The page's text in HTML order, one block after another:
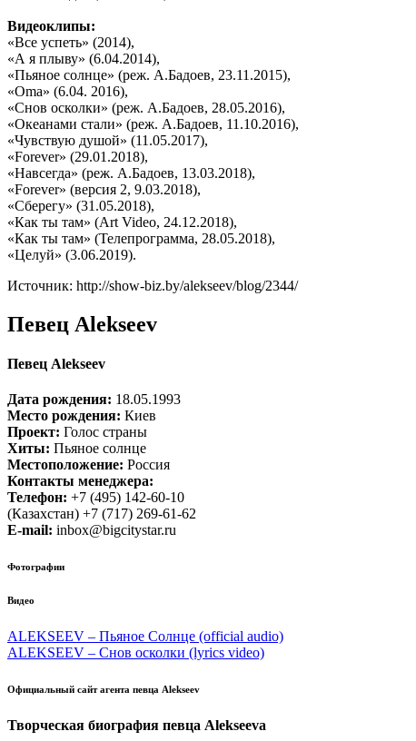
Видеоклипы:
«Все успеть» (2014),
«А я плыву» (6.04.2014),
«Пьяное солнце» (реж. А.Бадоев, 23.11.2015),
«Oma» (6.04. 2016),
«Снов осколки» (реж. А.Бадоев, 28.05.2016),
«Океанами стали» (реж. А.Бадоев, 11.10.2016),
«Чувствую душой» (11.05.2017),
«Forever» (29.01.2018),
«Навсегда» (реж. А.Бадоев, 13.03.2018),
«Forever» (версия 2, 9.03.2018),
«Сберегу» (31.05.2018),
«Как ты там» (Art Video, 24.12.2018),
«Как ты там» (Телепрограмма, 28.05.2018),
«Целуй» (3.06.2019).
Источник: http://show-biz.by/alekseev/blog/2344/
Певец Alekseev
Певец Alekseev
Дата рождения: 18.05.1993
Место рождения: Киев
Проект: Голос страны
Хиты: Пьяное солнце
Местоположение: Россия
Контакты менеджера:
Телефон: +7 (495) 142-60-10
(Казахстан) +7 (717) 269-61-62
E-mail: inbox@bigcitystar.ru
Фотографии
Видео
ALEKSEEV – Пьяное Солнце (official audio)
ALEKSEEV – Снов осколки (lyrics video)
Официальный сайт агента певца Alekseev
Творческая биография певца Alekseeva